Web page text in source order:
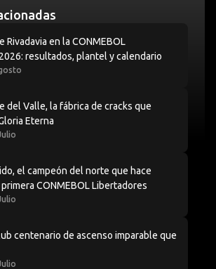
Rivadavia en la CONMEBOL
resultados, plantel y calendario
del Valle, la fábrica de cracks que
Eterna
el campeón del norte que hace
CONMEBOL Libertadores
centenario de ascenso imparable que